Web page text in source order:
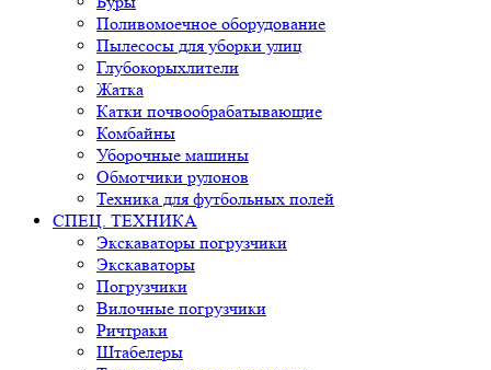
Поливомоечное оборудование
Пылесосы для уборки улиц
Глубокорыхлители
Жатка
Катки почвообрабатывающие
Комбайны
Уборочные машины
Обмотчики рулонов
Техника для футбольных полей
СПЕЦ. ТЕХНИКА
Экскаваторы погрузчики
Экскаваторы
Погрузчики
Вилочные погрузчики
Ричтраки
Штабелеры